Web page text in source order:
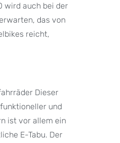
wird auch bei der
das von
reicht,
Dieser
und
ist vor allem ein
E-Tabu. Der